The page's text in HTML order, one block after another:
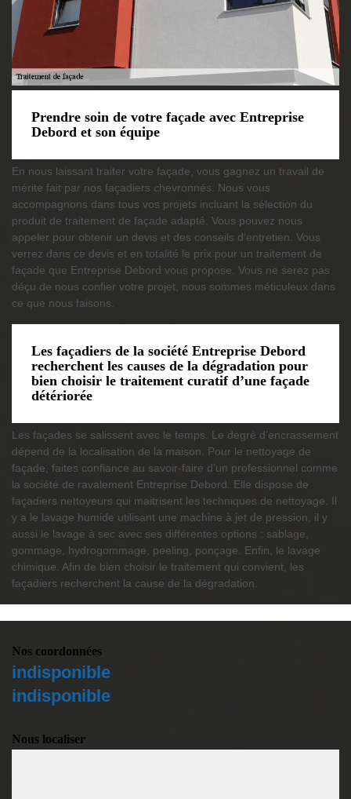
Prendre soin de votre façade avec Entreprise
Debord et son équipe
En nous laissant traiter votre façade, vous gagnez un travail de
mérite fait par nos façadiers chevronnés. Nous vous
accompagnons dans tous vos projets incluant la sélection du
produit de traitement de façade adapté. Vous pouvez nous
appeler pour obtenir un devis et des conseils d’entretien. Vous
verrez dans ce devis et en totalité le prix pour un traitement de
façade que Entreprise Debord vous propose. Vous ne serez pas
déçu de nous confier votre projet, nous sommes méticuleux dans
ce que nous faisons.
Les façadiers de la société Entreprise Debord
recherchent les causes de la dégradation pour
bien choisir le traitement curatif d’une façade
détériorée
Les façades se salissent avec le temps. Le degré d’encrassement
dépend de la localisation de la maison. Pour le nettoyage de
façade, faites confiance au savoir-faire d’un professionnel comme
la société de ravalement Entreprise Debord. Elle dispose de
façadiers nettoyeurs qui maitrisent les techniques de nettoyage. Il
y a le lavage humide utilisant une machine à jet de pression, il y
aussi le lavage à sec avec ses différentes options : sablage,
gommage, hydrogommage, peeling, ponçage. Enfin, le lavage
chimique. Afin de bien choisir le traitement qui convient, les
façadiers recherchent la cause de la dégradation.
Nos coordonnées
indisponible
indisponible
Nous localiser